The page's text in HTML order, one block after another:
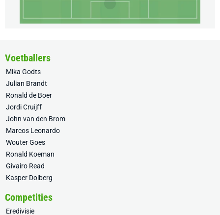
Voetballers
Mika Godts
Julian Brandt
Ronald de Boer
Jordi Cruijff
John van den Brom
Marcos Leonardo
Wouter Goes
Ronald Koeman
Givairo Read
Kasper Dolberg
Competities
Eredivisie